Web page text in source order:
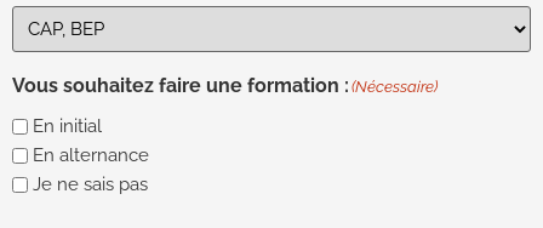
Vous souhaitez faire une formation : (Nécessaire)
En initial
En alternance
Je ne sais pas